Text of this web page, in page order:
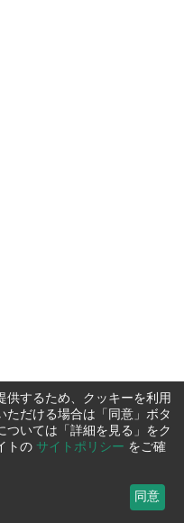
供するため、クッキーを利用
ただける場合は「同意」ボタ
ついては「詳細を見る」をク
トの サイトポリシー をご確
同意